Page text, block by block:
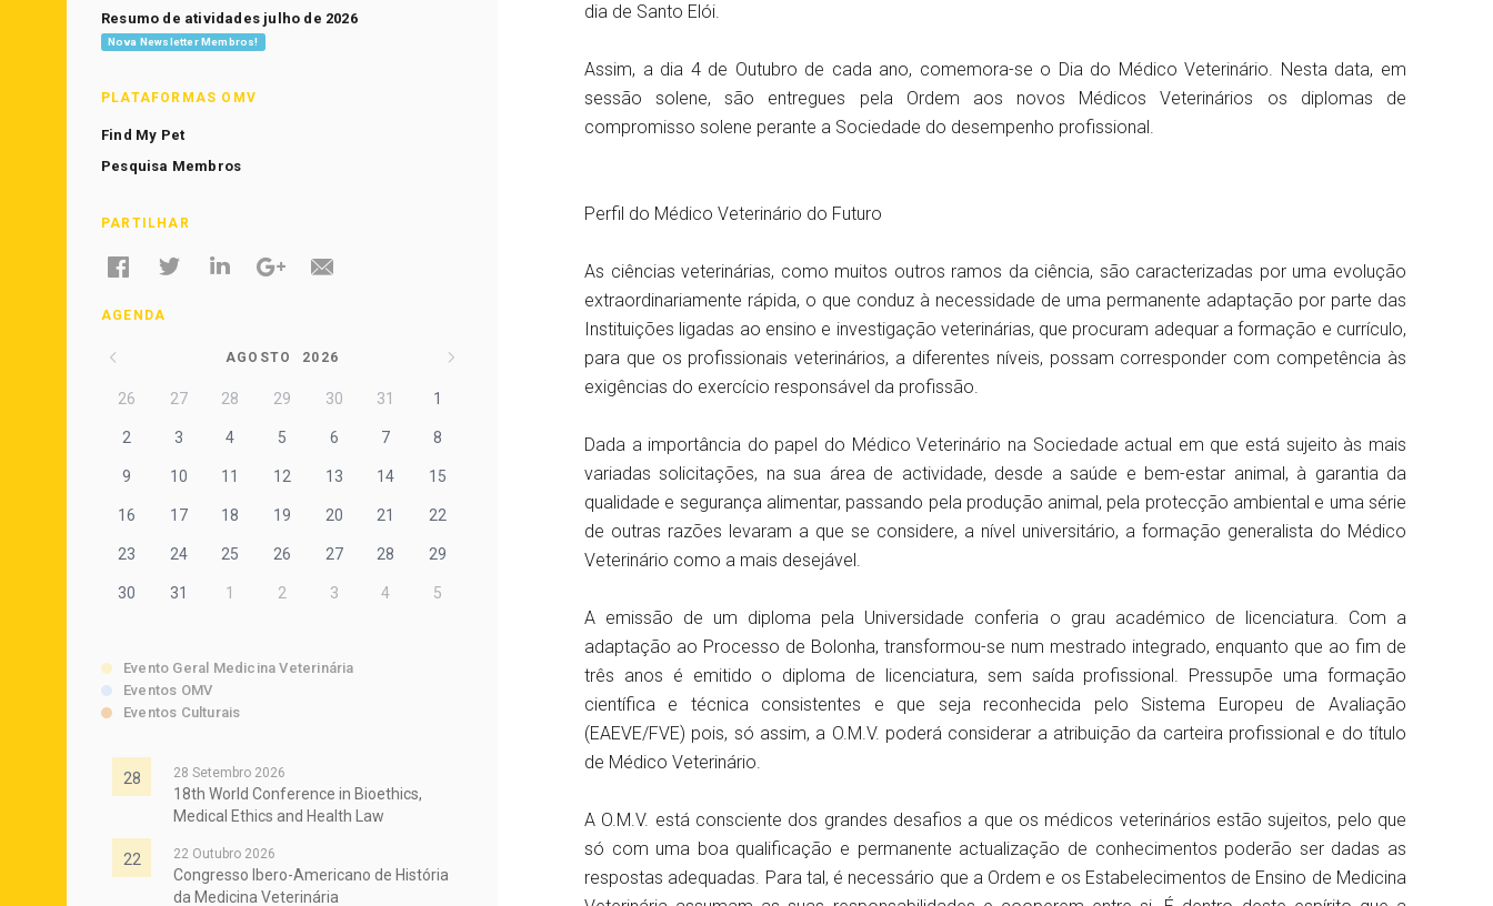
dia de Santo Elói.
Assim, a dia 4 de Outubro de cada ano, comemora-se o Dia do Médico Veterinário. Nesta data, em
sessão solene, são entregues pela Ordem aos novos Médicos Veterinários os diplomas de
compromisso solene perante a Sociedade do desempenho profissional.
Perfil do Médico Veterinário do Futuro
As ciências veterinárias, como muitos outros ramos da ciência, são caracterizadas por uma evolução
extraordinariamente rápida, o que conduz à necessidade de uma permanente adaptação por parte das
Instituições ligadas ao ensino e investigação veterinárias, que procuram adequar a formação e currículo,
para que os profissionais veterinários, a diferentes níveis, possam corresponder com competência às
exigências do exercício responsável da profissão.
Dada a importância do papel do Médico Veterinário na Sociedade actual em que está sujeito às mais
variadas solicitações, na sua área de actividade, desde a saúde e bem-estar animal, à garantia da
qualidade e segurança alimentar, passando pela produção animal, pela protecção ambiental e uma série
de outras razões levaram a que se considere, a nível universitário, a formação generalista do Médico
Veterinário como a mais desejável.
A emissão de um diploma pela Universidade conferia o grau académico de licenciatura. Com a
adaptação ao Processo de Bolonha, transformou-se num mestrado integrado, enquanto que ao fim de
três anos é emitido o diploma de licenciatura, sem saída profissional. Pressupõe uma formação
científica e técnica consistentes e que seja reconhecida pelo Sistema Europeu de Avaliação
(EAEVE/FVE) pois, só assim, a O.M.V. poderá considerar a atribuição da carteira profissional e do título
de Médico Veterinário.
A O.M.V. está consciente dos grandes desafios a que os médicos veterinários estão sujeitos, pelo que
só com uma boa qualificação e permanente actualização de conhecimentos poderão ser dadas as
respostas adequadas. Para tal, é necessário que a Ordem e os Estabelecimentos de Ensino de Medicina
Resumo de atividades julho de 2026
Nova Newsletter Membros!
PLATAFORMAS OMV
Find My Pet
Pesquisa Membros
PARTILHAR
AGENDA
AGOSTO 2026
26 27 28 29 30 31 1
2 3 4 5 6 7 8
9 10 11 12 13 14 15
16 17 18 19 20 21 22
23 24 25 26 27 28 29
30 31 1 2 3 4 5
Evento Geral Medicina Veterinária
Eventos OMV
Eventos Culturais
28 28 Setembro 2026
18th World Conference in Bioethics,
Medical Ethics and Health Law
22 22 Outubro 2026
Congresso Ibero-Americano de História
da Medicina Veterinária